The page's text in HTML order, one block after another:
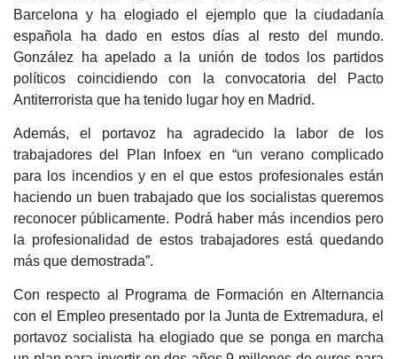
Barcelona y ha elogiado el ejemplo que la ciudadanía
española ha dado en estos días al resto del mundo.
González ha apelado a la unión de todos los partidos
políticos coincidiendo con la convocatoria del Pacto
Antiterrorista que ha tenido lugar hoy en Madrid.
Además, el portavoz ha agradecido la labor de los
trabajadores del Plan Infoex en “un verano complicado
para los incendios y en el que estos profesionales están
haciendo un buen trabajado que los socialistas queremos
reconocer públicamente. Podrá haber más incendios pero
la profesionalidad de estos trabajadores está quedando
más que demostrada”.
Con respecto al Programa de Formación en Alternancia
con el Empleo presentado por la Junta de Extremadura, el
portavoz socialista ha elogiado que se ponga en marcha